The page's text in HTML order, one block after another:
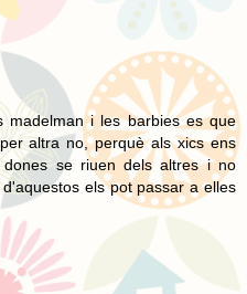
madelman i les barbies es que
altra no, perquè als xics ens
se riuen dels altres i no
els pot passar a elles